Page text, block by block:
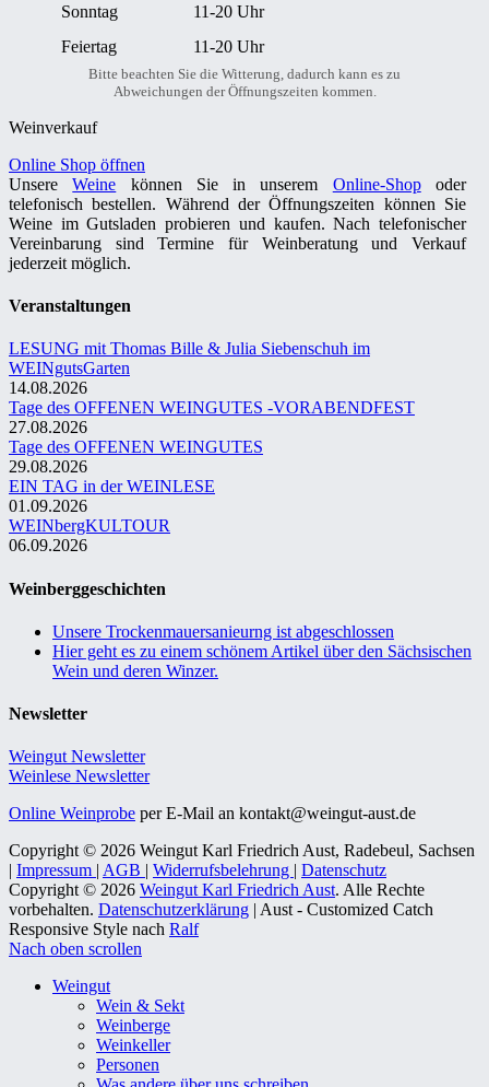
Sonntag
11-20 Uhr
Feiertag
11-20 Uhr
Bitte beachten Sie die Witterung, dadurch kann es zu
Abweichungen der Öffnungszeiten kommen.
Weinverkauf
Online Shop öffnen
UnsereWeine können Sie in unserem Online-Shopoder
telefonisch bestellen. Während der Öffnungszeiten können Sie
Weine im Gutsladen probieren und kaufen. Nach telefonischer
Vereinbarung sind Termine für Weinberatung und Verkauf
jederzeit möglich.
Veranstaltungen
LESUNG mit Thomas Bille & Julia Siebenschuh im
WEINgutsGarten
14.08.2026
Tage des OFFENEN WEINGUTES -VORABENDFEST
27.08.2026
Tage des OFFENEN WEINGUTES
29.08.2026
EIN TAG in der WEINLESE
01.09.2026
WEINbergKULTOUR
06.09.2026
Weinberggeschichten
Unsere Trockenmauersanieurng ist abgeschlossen
Hier geht es zu einem schönem Artikel über den Sächsischen
Wein und deren Winzer.
Newsletter
Weingut Newsletter
Weinlese Newsletter
Online Weinprobe per E-Mail an kontakt@weingut-aust.de
Copyright © 2026 Weingut Karl Friedrich Aust, Radebeul, Sachsen
| Impressum | AGB | Widerrufsbelehrung | Datenschutz
Copyright © 2026 Weingut Karl Friedrich Aust. Alle Rechte
vorbehalten. Datenschutzerklärung | Aust - Customized Catch
Responsive Style nach Ralf
Nach oben scrollen
Weingut
Wein & Sekt
Weinberge
Weinkeller
Personen